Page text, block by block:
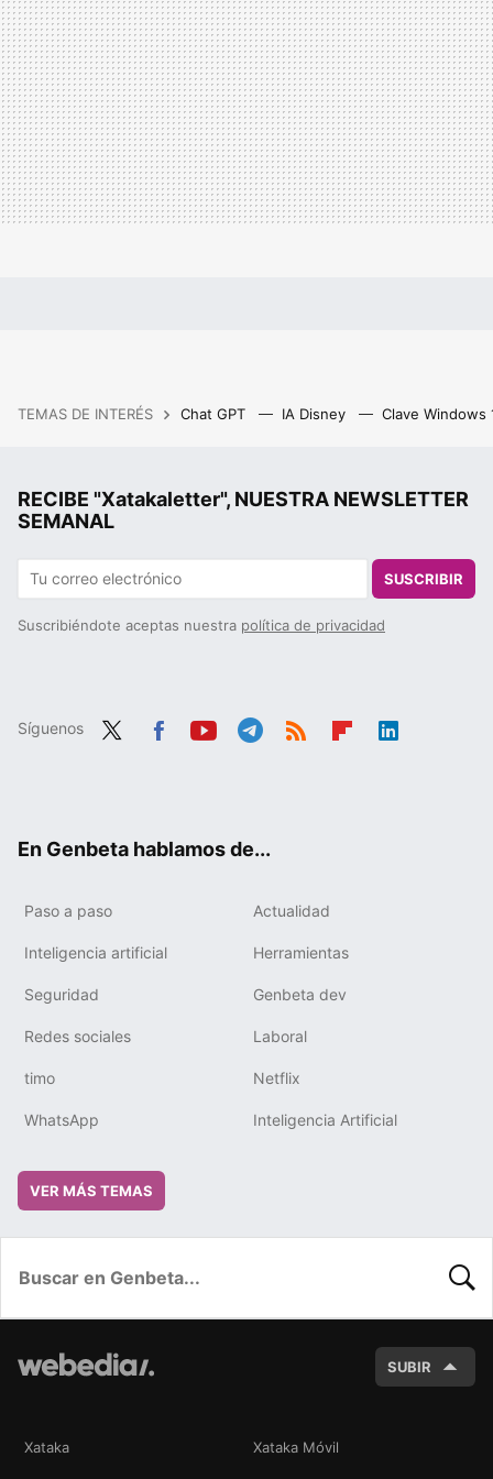
TEMAS DE INTERÉS Chat GPT IA Disney Clave Windows
RECIBE "Xatakaletter", NUESTRA NEWSLETTER
SEMANAL
SUSCRIBIR
Suscribiéndote aceptas nuestra política de privacidad
Síguenos
En Genbeta hablamos de...
Paso a paso Actualidad
Inteligencia artificial Herramientas
Seguridad Genbeta dev
Redes sociales Laboral
timo Netflix
WhatsApp Inteligencia Artificial
VER MÁS TEMAS
SUBIR
Xataka Xataka Móvil